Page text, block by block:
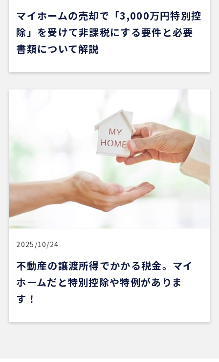
新しい自宅の購入でお世話になりました。仲介手数
料が無料だったのが素晴らしいです。担当の方（中
石さん）の知識も豊富で、返事も迅速、物件購入に
ットなご意見をいただけたのが性に合っていまし
※Google口コミより他の口コミを見る
マイホームの売却で「3,000万円特別控
除」を受けて非課税にする要件と必要
書類について解説
2025/10/24
不動産の譲渡所得でかかる税金。マイ
ホームだと特別控除や特例がありま
す！